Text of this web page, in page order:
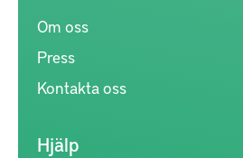
Om oss
Press
Kontakta oss
Hjälp